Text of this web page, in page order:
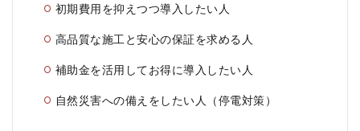
初期費用を抑えつつ導入したい人
高品質な施工と安心の保証を求める人
補助金を活用してお得に導入したい人
自然災害への備えをしたい人（停電対策）